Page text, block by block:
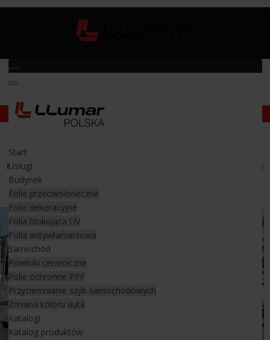
Start
Usługi
Budynek
Folie przeciwsłoneczne
Folie dekoracyjne
Folia blokująca UV
Folia antywłamaniowa
Samochód
Powłoki ceramiczne
Folie ochronne PPF
Przyciemnianie szyb samochodowych
Zmiana koloru auta
Katalogi
Katalog produktów
Folia PPF na kadłub łodzi i jacht
Ochrona jachtu przed solą morską, osadami i